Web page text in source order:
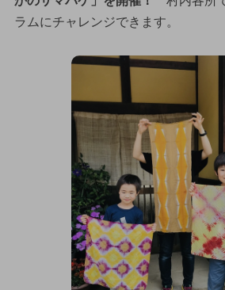
ラムにチャレンジできます。